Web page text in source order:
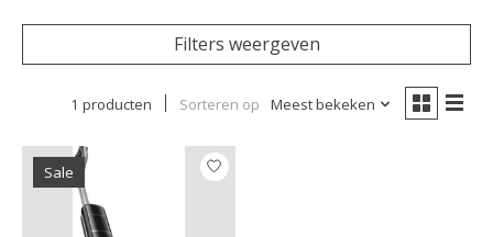
Filters weergeven
1 producten Sorteren op Meest bekeken
Sale